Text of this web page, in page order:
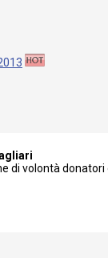
di volontà donatori